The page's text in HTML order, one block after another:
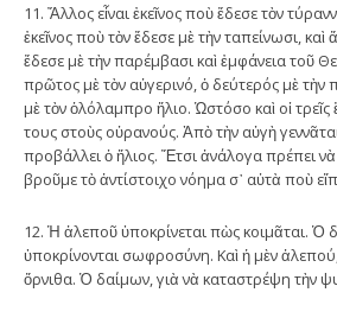
11. Ἄλλος εἶναι ἐκεῖνος ποὺ ἔδεσε τὸν
ἐκεῖνος ποὺ τὸν ἔδεσε μὲ τὴν ταπείνωσι, καὶ
ἔδεσε μὲ τὴν παρέμβασι καὶ ἐμφάνεια τοῦ
πρῶτος μὲ τὸν αὐγερινό, ὁ δεύτερός μὲ τὴν
μὲ τὸν ὁλόλαμπρο ἥλιο. Ὡστόσο καὶ οἱ
τους στοὺς οὐρανούς. Ἀπὸ τὴν αὐγὴ
προβάλλει ὁ ἥλιος. Ἔτσι ἀνάλογα πρέπει
βροῦμε τὸ ἀντίστοιχο νόημα σ᾿ αὐτὰ ποὺ
12. Ἡ ἀλεποῦ ὑποκρίνεται πὼς κοιμᾶται. Ὁ
ὑποκρίνονται σωφροσύνη. Καὶ ἡ μὲν
ὄρνιθα. Ὁ δαίμων, γιὰ νὰ καταστρέψη τὴν